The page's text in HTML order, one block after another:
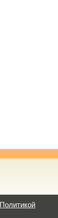
Политикой